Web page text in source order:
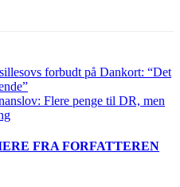
forbudt på Dankort: “Det
Flere penge til DR, men
FRA FORFATTEREN